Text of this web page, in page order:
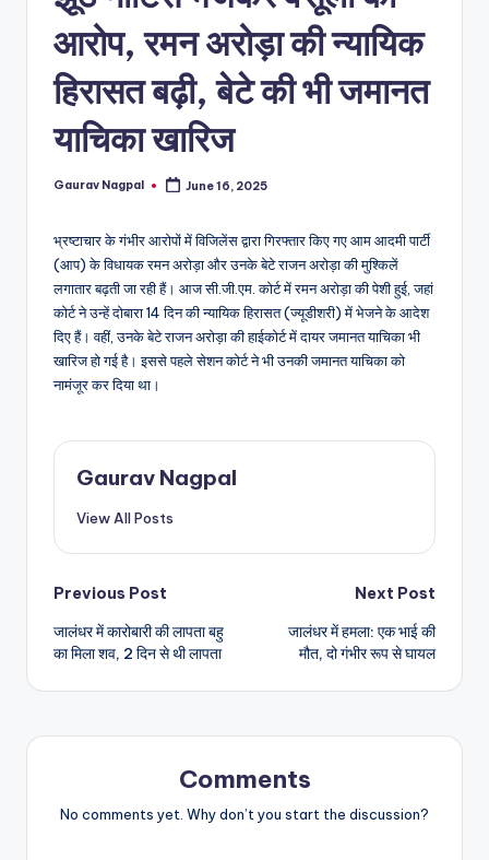
m
a
आरोप, रमन अरोड़ा की न्यायिक
हिरासत बढ़ी, बेटे की भी जमानत
याचिका खारिज
Posted
Gaurav Nagpal June 16, 2025
भ्रष्टाचार के गंभीर आरोपों में विजिलेंस द्वारा गिरफ्तार किए गए आम आदमी पार्टी
(आप) के विधायक रमन अरोड़ा और उनके बेटे राजन अरोड़ा की मुश्किलें
लगातार बढ़ती जा रही हैं। आज सी.जी.एम. कोर्ट में रमन अरोड़ा की पेशी हुई, जहां
कोर्ट ने उन्हें दोबारा 14 दिन की न्यायिक हिरासत (ज्यूडीशरी) में भेजने के आदेश
दिए हैं। वहीं, उनके बेटे राजन अरोड़ा की हाईकोर्ट में दायर जमानत याचिका भी
खारिज हो गई है। इससे पहले सेशन कोर्ट ने भी उनकी जमानत याचिका को
नामंजूर कर दिया था।
Gaurav Nagpal
View All Posts
Post
navigation
Previous Post
जालंधर में कारोबारी की लापता बहु
का मिला शव, 2 दिन से थी लापता
Next Post
जालंधर में हमला: एक भाई की
मौत, दो गंभीर रूप से घायल
Comments
No comments yet. Why don’t you start the discussion?